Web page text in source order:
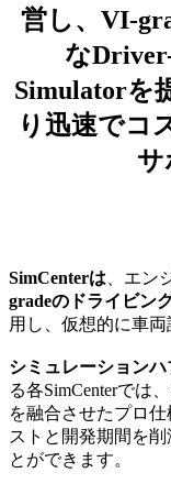
営し、VI-
な
Simulatorを
り迅速でコ
サ
SimCenterは 、エン
gradeのドライビン
用し、仮想的に車
シミュレーション
る各SimCenterでは
を融合させたプロ
ストと開発期間を
とができます。